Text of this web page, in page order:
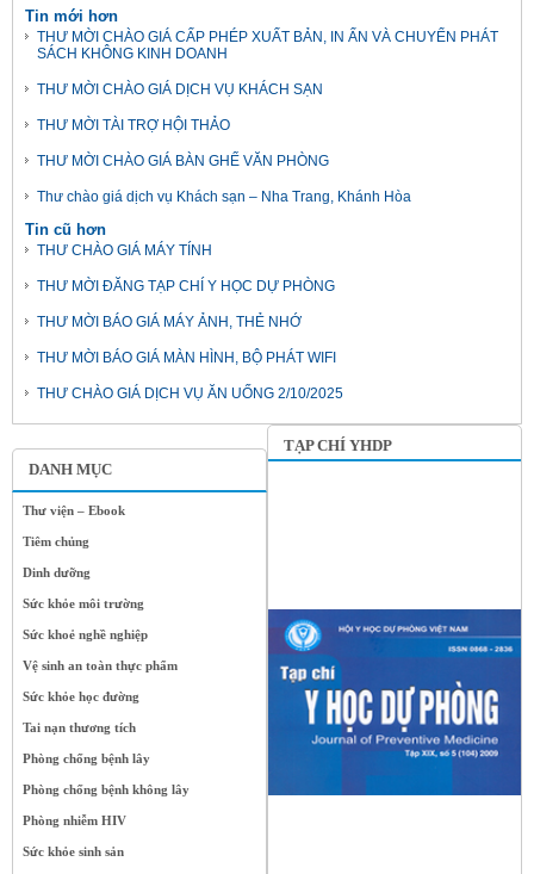
DANH MỤC
Thư viện – Ebook
Tiêm chủng
Dinh dưỡng
Sức khỏe môi trường
Sức khoẻ nghề nghiệp
Vệ sinh an toàn thực phẩm
Sức khỏe học đường
Tai nạn thương tích
Phòng chống bệnh lây
Phòng chống bệnh không lây
Phòng nhiễm HIV
Sức khỏe sinh sản
Tin mới hơn
THƯ MỜI CHÀO GIÁ CẤP PHÉP XUẤT BẢN, IN ẤN VÀ CHUYỂN PHÁT
SÁCH KHÔNG KINH DOANH
THƯ MỜI CHÀO GIÁ DỊCH VỤ KHÁCH SẠN
THƯ MỜI TÀI TRỢ HỘI THẢO
THƯ MỜI CHÀO GIÁ BÀN GHẾ VĂN PHÒNG
Thư chào giá dịch vụ Khách sạn – Nha Trang, Khánh Hòa
Tin cũ hơn
THƯ CHÀO GIÁ MÁY TÍNH
THƯ MỜI ĐĂNG TẠP CHÍ Y HỌC DỰ PHÒNG
THƯ MỜI BÁO GIÁ MÁY ẢNH, THẺ NHỚ
THƯ MỜI BÁO GIÁ MÀN HÌNH, BỘ PHÁT WIFI
THƯ CHÀO GIÁ DỊCH VỤ ĂN UỐNG 2/10/2025
TẠP CHÍ YHDP